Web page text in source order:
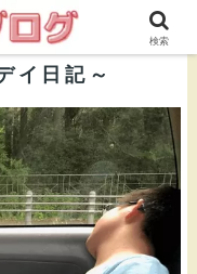
ブログ
イ日記～
検索